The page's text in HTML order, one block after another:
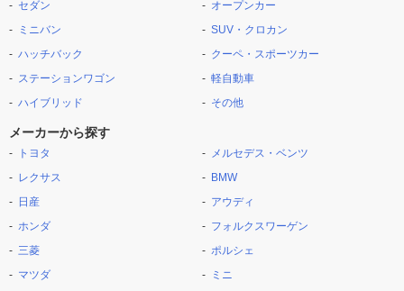
セダン
ミニバン
ハッチバック
ステーションワゴン
ハイブリッド
オープンカー
SUV・クロカン
クーペ・スポーツカー
軽自動車
その他
メーカーから探す
トヨタ
レクサス
日産
ホンダ
三菱
マツダ
メルセデス・ベンツ
BMW
アウディ
フォルクスワーゲン
ポルシェ
ミニ